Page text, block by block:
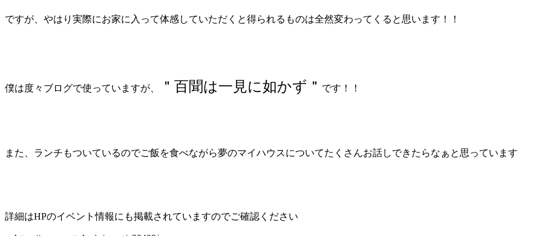
ですが、やはり実際にお家に入って体感していただくと得られるものは全然変わってくると思います！！
僕は度々ブログで使っていますが、 ＂百聞は一見に如かず＂ です！！
また、ランチもついているのでご飯を食べながら夢のマイハウスについてたくさんお話しできたらなぁと思っています
詳細はHPのイベント情報にも掲載されていますのでご確認ください